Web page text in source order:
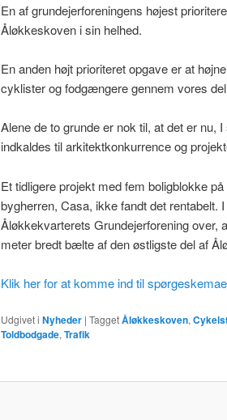
En af grundejerforeningens højest
Åløkkeskoven i sin helhed.
En anden højt prioriteret opgave er at
cyklister og fodgængere gennem vores
Alene de to grunde er nok til, at det er nu,
indkaldes til arkitektkonkurrence og
Et tidligere projekt med fem boligblokke
bygherren, Casa, ikke fandt det rentabelt.
Åløkkekvarterets Grundejerforening over,
meter bredt bælte af den østligste del af
Klik her for at komme ind til
Udgivet i Nyheder | TaggetÅløkkeskoven,
Toldbodgade,Trafik